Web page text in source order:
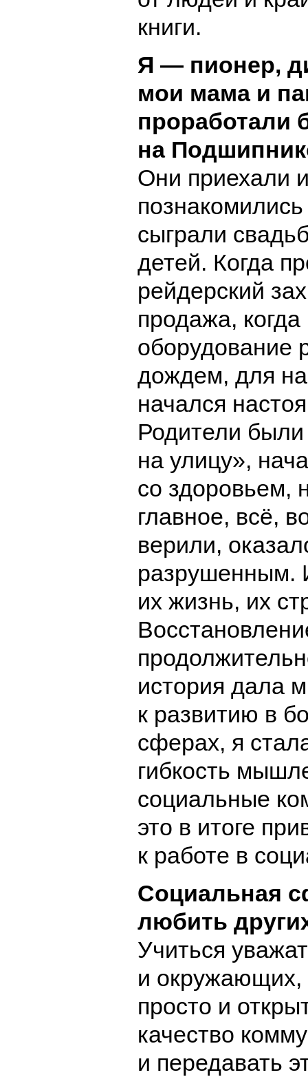
книги.
Я — пионер,
мои мама и
проработали
на
Они приехали
сыграли
детей. Когда
рейдерский
продажа,
оборудование
дождем, для
начался
Родители
на улицу»,
со здоровьем,
главное, всё,
верили,
разрушенным.
их жизнь, их
история дала
к развитию в
сферах, я
гибкость
социальные
это в итоге
к работе в
Социальная
любить
Учиться
и окружающих,
просто и
качество
и передавать